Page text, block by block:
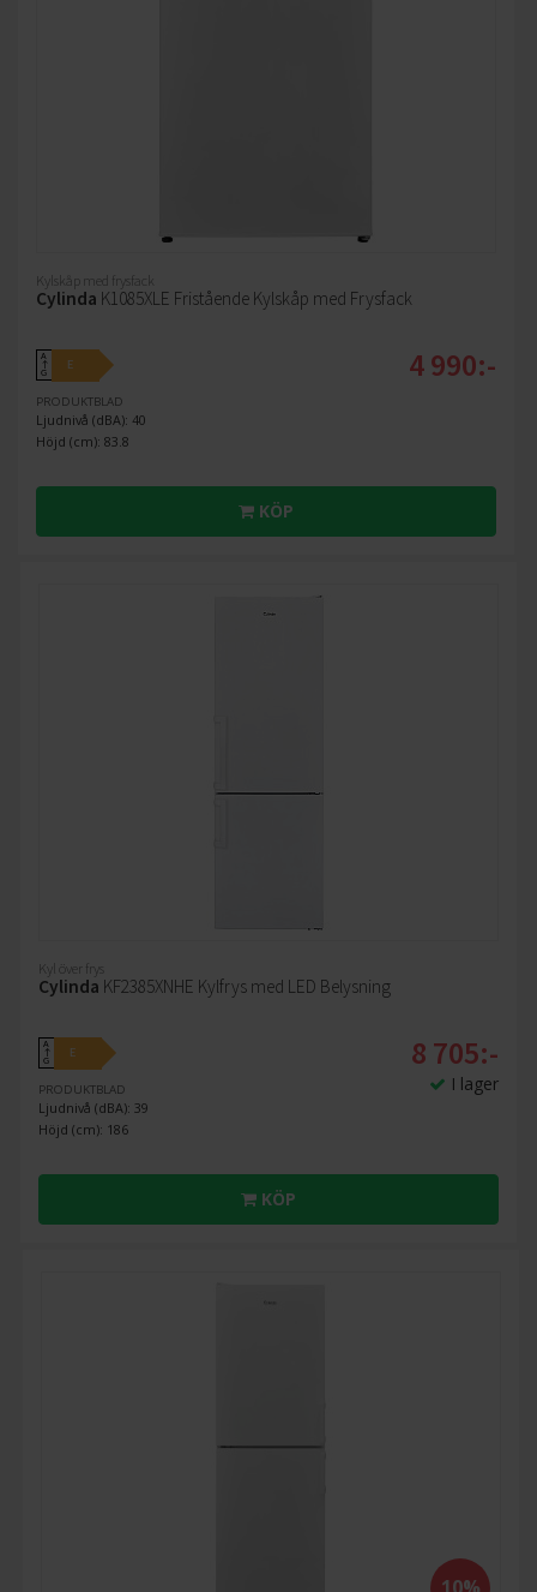
Kylskåp med frysfack
Cylinda K1085XLE Fristående Kylskåp med Frysfack
A
↑
G
E
PRODUKTBLAD
Ljudnivå (dBA): 40
Höjd (cm): 83.8
4 990:-
KÖP
Kyl över frys
Cylinda KF2385XNHE Kylfrys med LED Belysning
A
↑
G
E
PRODUKTBLAD
Ljudnivå (dBA): 39
Höjd (cm): 186
8 705:-
I lager
KÖP